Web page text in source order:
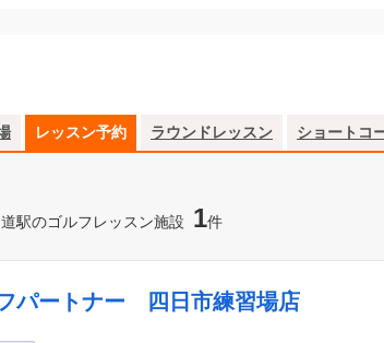
レッスン予約 ラウンドレッスン ショートコ
駅のゴルフレッスン施設 1件
パートナー 四日市練習場店